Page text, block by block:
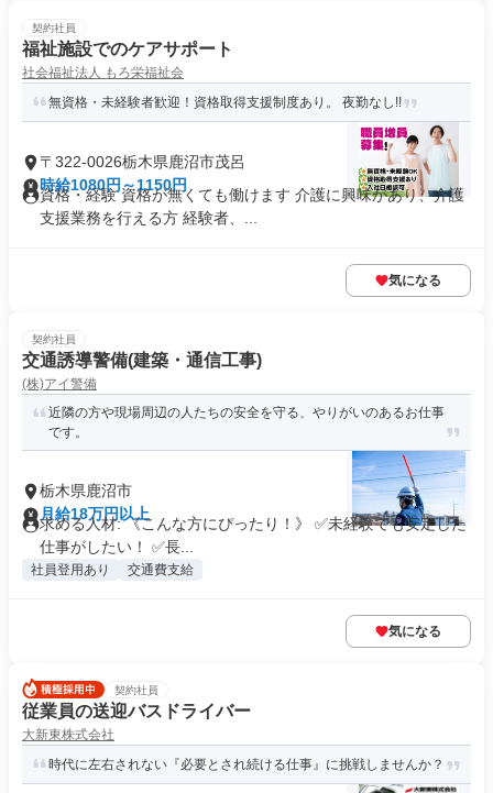
契約社員
福祉施設でのケアサポート
社会福祉法人 もろ栄福祉会
無資格・未経験者歓迎！資格取得支援制度あり。 夜勤なし!!
〒322-0026栃木県鹿沼市茂呂
時給1080円～1150円
資格・経験 資格が無くても働けます 介護に興味があり、介護
支援業務を行える方 経験者、...
気になる
契約社員
交通誘導警備(建築・通信工事)
(株)アイ警備
近隣の方や現場周辺の人たちの安全を守る、やりがいのあるお仕事
です。
栃木県鹿沼市
月給18万円以上
求める人材: 《こんな方にぴったり！》 ✅未経験でも安定した
仕事がしたい！ ✅長...
社員登用あり 交通費支給
気になる
契約社員
従業員の送迎バスドライバー
大新東株式会社
時代に左右されない『必要とされ続ける仕事』に挑戦しませんか？